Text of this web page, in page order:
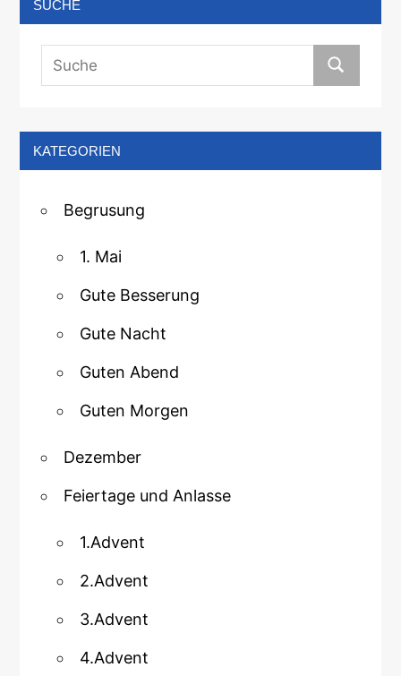
SUCHE
KATEGORIEN
Begrusung
1. Mai
Gute Besserung
Gute Nacht
Guten Abend
Guten Morgen
Dezember
Feiertage und Anlasse
1.Advent
2.Advent
3.Advent
4.Advent